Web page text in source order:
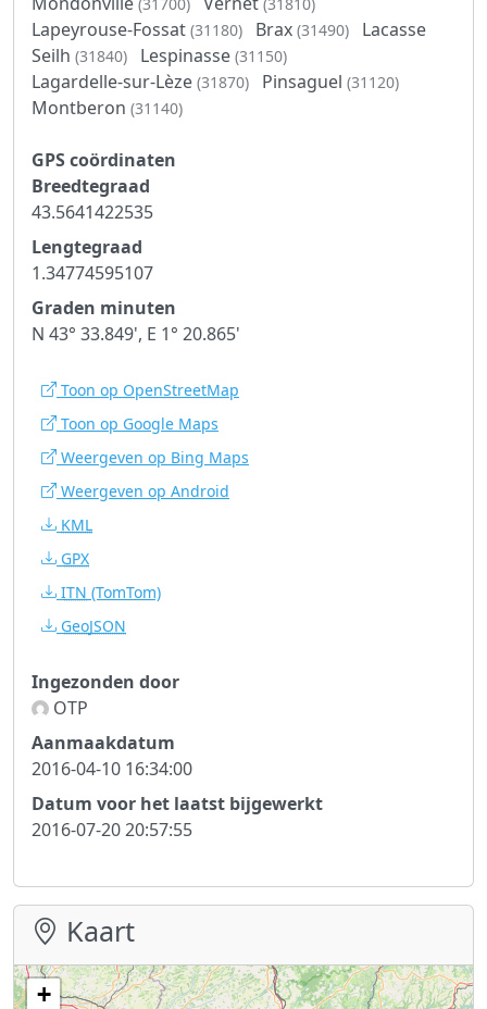
Lapeyrouse-Fossat (31180) Brax (31490)
Lacasse
Seilh (31840) Lespinasse (31150)
Lagardelle-sur-Lèze (31870) Pinsaguel (31120)
Montberon (31140)
GPS coördinaten
Breedtegraad
43.5641422535
Lengtegraad
1.34774595107
Graden minuten
N 43° 33.849', E 1° 20.865'
Toon op OpenStreetMap
Toon op Google Maps
Weergeven op Bing Maps
Weergeven op Android
KML
GPX
ITN (TomTom)
GeoJSON
Ingezonden door
OTP
Aanmaakdatum
2016-04-10 16:34:00
Datum voor het laatst bijgewerkt
2016-07-20 20:57:55
Kaart
+